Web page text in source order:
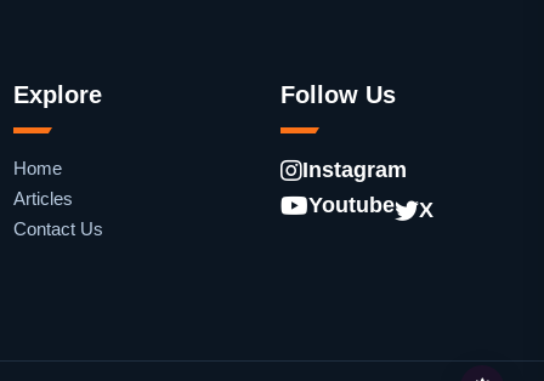
Explore
Home
Articles
Contact Us
Follow Us
Instagram
Youtube
X